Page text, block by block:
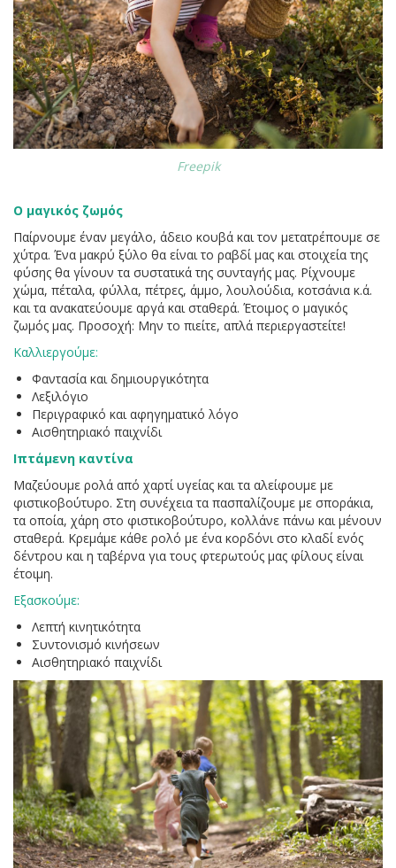
Freepik
Ο μαγικός ζωμός
Παίρνουμε έναν μεγάλο, άδειο κουβά και τον μετατρέπουμε σε
χύτρα. Ένα μακρύ ξύλο θα είναι το ραβδί μας και στοιχεία της
φύσης θα γίνουν τα συστατικά της συνταγής μας. Ρίχνουμε
χώμα, πέταλα, φύλλα, πέτρες, άμμο, λουλούδια, κοτσάνια κ.ά.
και τα ανακατεύουμε αργά και σταθερά. Έτοιμος ο μαγικός
ζωμός μας. Προσοχή: Μην το πιείτε, απλά περιεργαστείτε!
Καλλιεργούμε:
Φαντασία και δημιουργικότητα
Λεξιλόγιο
Περιγραφικό και αφηγηματικό λόγο
Αισθητηριακό παιχνίδι
Ιπτάμενη καντίνα
Μαζεύουμε ρολά από χαρτί υγείας και τα αλείφουμε με
φιστικοβούτυρο. Στη συνέχεια τα πασπαλίζουμε με σποράκια,
τα οποία, χάρη στο φιστικοβούτυρο, κολλάνε πάνω και μένουν
σταθερά. Κρεμάμε κάθε ρολό με ένα κορδόνι στο κλαδί ενός
δέντρου και η ταβέρνα για τους φτερωτούς μας φίλους είναι
έτοιμη.
Εξασκούμε:
Λεπτή κινητικότητα
Συντονισμό κινήσεων
Αισθητηριακό παιχνίδι